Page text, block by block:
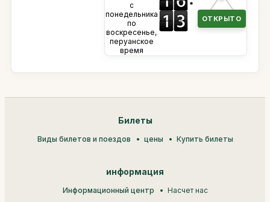
с
понедельника
по
воскресенье,
перуанское
время
ОТКРЫТО
Билеты
Виды билетов и поездов цены Купить билеты
информация
Информационный центр Насчет нас